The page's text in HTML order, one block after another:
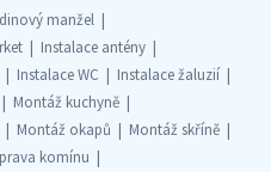
manžel
Instalace antény
Instalace WC
Instalace žaluzií
Montáž kuchyně
Montáž okapů
Montáž skříně
komínu